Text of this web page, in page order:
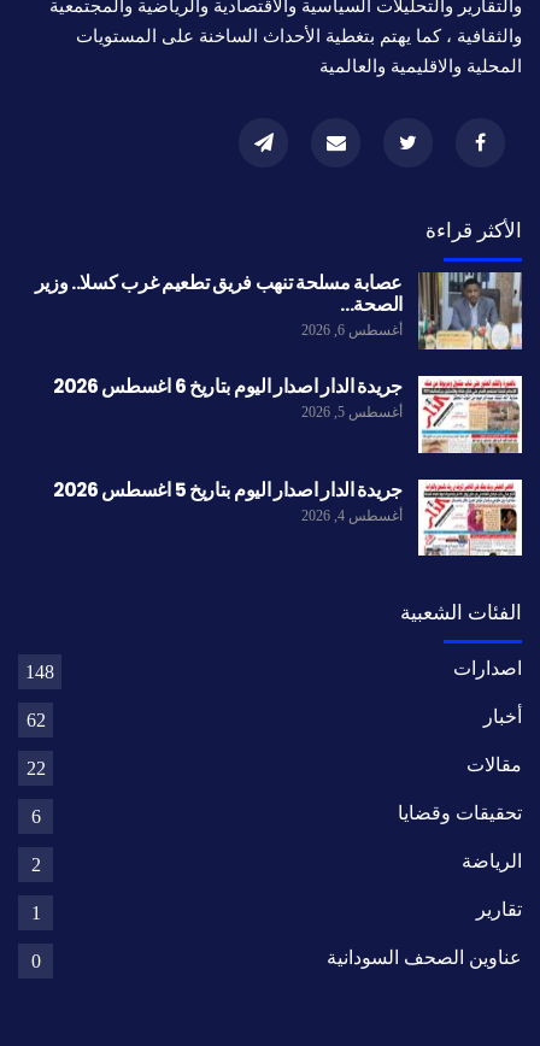
والتقارير والتحليلات السياسية والاقتصادية والرياضية والمجتمعية
والثقافية ، كما يهتم بتغطية الأحداث الساخنة على المستويات
المحلية والاقليمية والعالمية
الأكثر قراءة
عصابة مسلحة تنهب فريق تطعيم غرب كسلا.. وزير
الصحة…
أغسطس 6, 2026
جريدة الدار اصدار اليوم بتاريخ 6 اغسطس 2026
أغسطس 5, 2026
جريدة الدار اصدار اليوم بتاريخ 5 اغسطس 2026
أغسطس 4, 2026
الفئات الشعبية
اصدارات 148
أخبار 62
مقالات 22
تحقيقات وقضايا 6
الرياضة 2
تقارير 1
عناوين الصحف السودانية 0